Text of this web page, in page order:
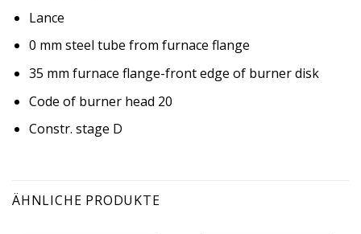
Lance
0 mm steel tube from furnace flange
35 mm furnace flange-front edge of burner disk
Code of burner head 20
Constr. stage D
ÄHNLICHE PRODUKTE